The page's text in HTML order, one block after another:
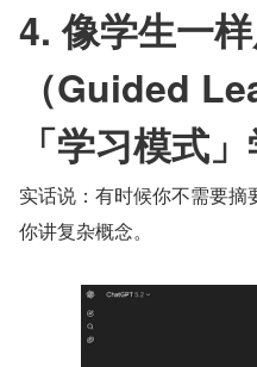
4. 像学生一
（Guided
「学习模式
实话说：有时候你不需要
你讲复杂概念。